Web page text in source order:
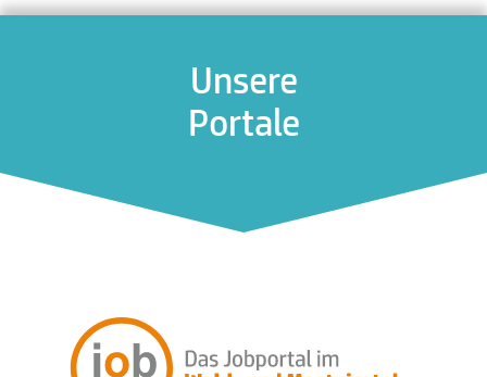
Unsere
Portale